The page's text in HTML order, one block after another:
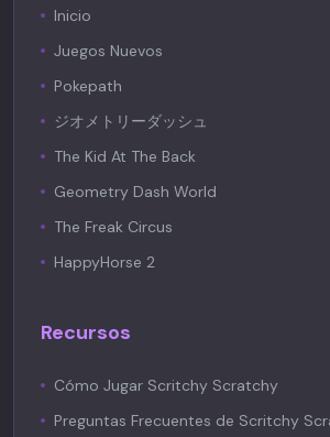
Inicio
Juegos Nuevos
Pokepath
ジオメトリーダッシュ
The Kid At The Back
Geometry Dash World
The Freak Circus
HappyHorse 2
Recursos
Cómo Jugar Scritchy Scratchy
Preguntas Frecuentes de Scritchy